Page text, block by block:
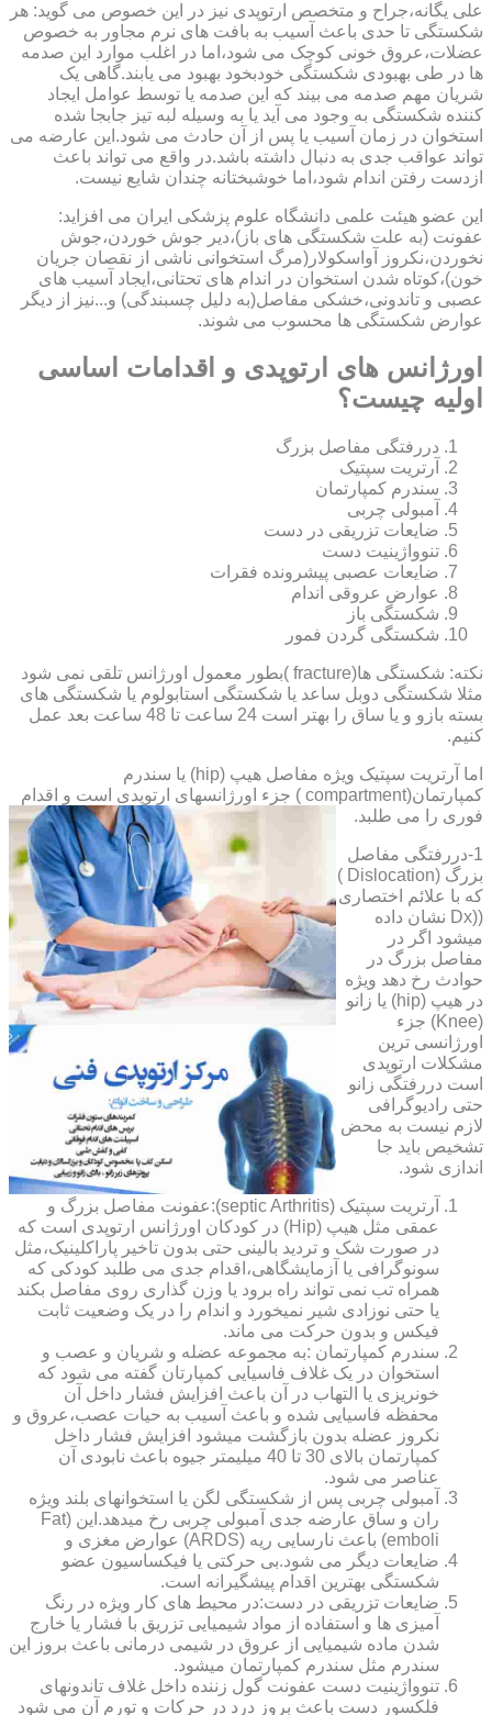
علی یگانه،جراح و متخصص ارتوپدی نیز در این خصوص می گوید: هر
شکستگی تا حدی باعث آسیب به بافت های نرم مجاور به خصوص
عضلات،عروق خونی کوچک می شود،اما در اغلب موارد این صدمه
ها در طی بهبودی شکستگی خودبخود بهبود می یابند.گاهی یک
شریان مهم صدمه می بیند که این صدمه یا توسط عوامل ایجاد
کننده شکستگی به وجود می آید یا به وسیله لبه تیز جابجا شده
استخوان در زمان آسیب یا پس از آن حادث می شود.این عارضه می
تواند عواقب جدی به دنبال داشته باشد.در واقع می تواند باعث
ازدست رفتن اندام شود،اما خوشبختانه چندان شایع نیست.
این عضو هیئت علمی دانشگاه علوم پزشکی ایران می افزاید:
عفونت (به علت شکستگی های باز)،دیر جوش خوردن،جوش
نخوردن،نکروز آواسکولار(مرگ استخوانی ناشی از نقصان جریان
خون)،کوتاه شدن استخوان در اندام های تحتانی،ایجاد آسیب های
عصبی و تاندونی،خشکی مفاصل(به دلیل چسبندگی) و...نیز از دیگر
عوارض شکستگی ها محسوب می شوند.
اورژانس های ارتوپدی و اقدامات اساسی
اولیه چیست؟
دررفتگی مفاصل بزرگ
آرتریت سپتیک
سندرم کمپارتمان
آمبولی چربی
ضایعات تزریقی در دست
تنوواژینیت دست
ضایعات عصبی پیشرونده فقرات
عوارض عروقی اندام
شکستگی باز
شکستگی گردن فمور
نکته: شکستگی ها(fracture )بطور معمول اورژانس تلقی نمی شود
مثلا شکستگی دوبل ساعد یا شکستگی استابولوم یا شکستگی های
بسته بازو و یا ساق را بهتر است 24 ساعت تا 48 ساعت بعد عمل
کنیم.
اما آرتریت سپتیک ویژه مفاصل هیپ (hip) یا سندرم
کمپارتمان(compartment ) جزء اورژانسهای ارتوپدی است و اقدام
فوری را می طلبد.
1-دررفتگی مفاصل
بزرگ (Dislocation )
که با علائم اختصاری
((Dx نشان داده
میشود اگر در
مفاصل بزرگ در
حوادث رخ دهد ویژه
در هیپ (hip) یا زانو
(Knee) جزء
اورژانسی ترین
مشکلات ارتوپدی
است دررفتگی زانو
حتی رادیوگرافی
لازم نیست به محض
تشخیص باید جا
اندازی شود.
آرتریت سپتیک (septic Arthritis):عفونت مفاصل بزرگ و
عمقی مثل هیپ (Hip) در کودکان اورژانس ارتوپدی است که
در صورت شک و تردید بالینی حتی بدون تاخیر پاراکلینیک،مثل
سونوگرافی یا آزمایشگاهی،اقدام جدی می طلبد کودکی که
همراه تب نمی تواند راه برود یا وزن گذاری روی مفاصل بکند
یا حتی نوزادی شیر نمیخورد و اندام را در یک وضعیت ثابت
فیکس و بدون حرکت می ماند.
سندرم کمپارتمان :به مجموعه عضله و شریان و عصب و
استخوان در یک غلاف فاسیایی کمپارتان گفته می شود که
خونریزی یا التهاب در آن باعث افزایش فشار داخل آن
محفظه فاسیایی شده و باعث آسیب به حیات عصب،عروق و
نکروز عضله بدون بازگشت میشود افزایش فشار داخل
کمپارتمان بالای 30 تا 40 میلیمتر جیوه باعث نابودی آن
عناصر می شود.
آمبولی چربی پس از شکستگی لگن یا استخوانهای بلند ویژه
ران و ساق عارضه جدی آمبولی چربی رخ میدهد.این (Fat
emboli) باعث نارسایی ریه (ARDS) عوارض مغزی و
ضایعات دیگر می شود.بی حرکتی یا فیکساسیون عضو
شکستگی بهترین اقدام پیشگیرانه است.
ضایعات تزریقی در دست:در محیط های کار ویژه در رنگ
آمیزی ها و استفاده از مواد شیمیایی تزریق با فشار یا خارج
شدن ماده شیمیایی از عروق در شیمی درمانی باعث بروز این
سندرم مثل سندرم کمپارتمان میشود.
تنوواژینیت دست عفونت گول زننده داخل غلاف تاندونهای
فلکسور دست باعث بروز درد در حرکات و تورم آن می شود